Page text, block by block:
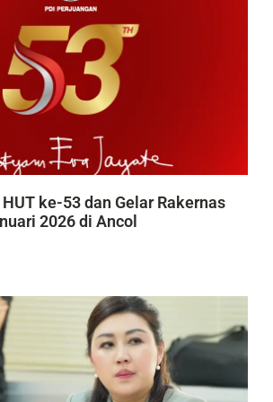
ke-53 dan Gelar Rakernas
2026 di Ancol